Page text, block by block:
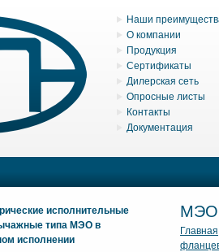
Наши
О компании
Продукция
Сертификаты
Дилерская сеть
Опросные листы
Контакты
Документация
исполнительные
типа МЭО в
исполнении
Главная